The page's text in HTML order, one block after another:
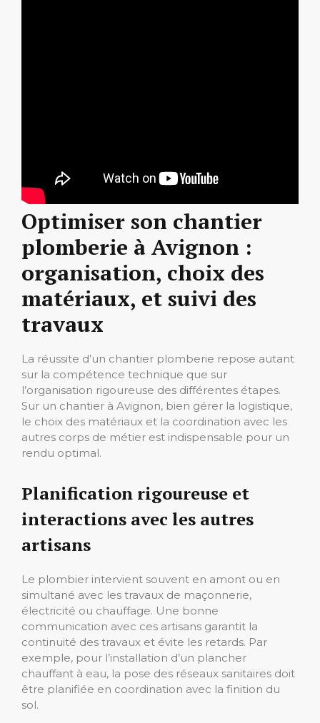
Optimiser son chantier
plomberie à Avignon :
organisation, choix des
matériaux, et suivi des
travaux
La réussite d’un chantier plomberie repose autant
sur la compétence technique que sur
l’organisation rigoureuse des différentes étapes.
Sur un chantier à Avignon, bien gérer la logistique,
le choix des matériaux et la coordination avec les
autres corps de métier est indispensable pour un
rendu optimal.
Planification rigoureuse et
interactions avec les autres
artisans
Le plombier intervient souvent en amont ou en
simultané avec les travaux de maçonnerie,
électricité ou chauffage. Une bonne
communication avec ces artisans garantit la
continuité des travaux et évite les retards. Par
exemple, pour l’installation d’un plancher
chauffant à eau, la pose des réseaux sanitaires doit
être planifiée en coordination avec la finition du
sol.